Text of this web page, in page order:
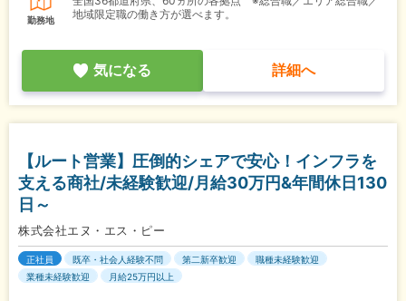
勤務地
地域限定職の働き方が選べます。
気になる 詳細へ
【ルート営業】圧倒的シェアで安心！インフラを
支える商社/未経験歓迎/月給30万円&年間休日130
日～
株式会社エヌ・エス・ピー
正社員 既卒・社会人経験不問 第二新卒歓迎
職種未経験歓迎
業種未経験歓迎
月給25万円以上